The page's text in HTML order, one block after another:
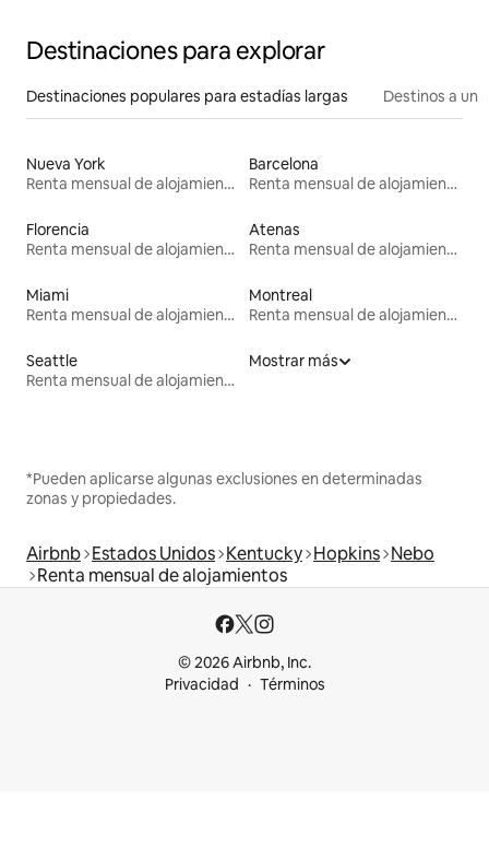
Destinaciones para explorar
Destinaciones populares para estadías largas Destinos a un
Nueva York
Renta mensual de alojamientos
Barcelona
Renta mensual de alojamientos
Florencia
Renta mensual de alojamientos
Atenas
Renta mensual de alojamientos
Miami
Renta mensual de alojamientos
Montreal
Renta mensual de alojamientos
Seattle
Renta mensual de alojamientos
Mostrar más
*Pueden aplicarse algunas exclusiones en determinadas
zonas y propiedades.
Airbnb Estados Unidos Kentucky Hopkins Nebo
Renta mensual de alojamientos
© 2026 Airbnb, Inc.
Privacidad
Términos